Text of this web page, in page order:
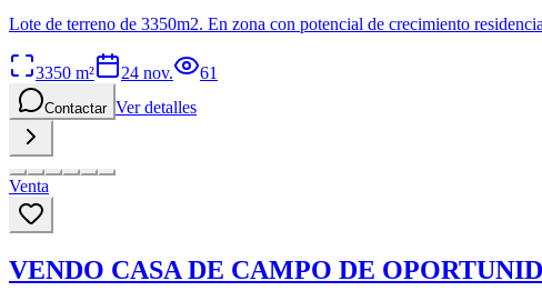
Lote de terreno de 3350m2. En zona con potencial de crecimiento
3350 m² 24 nov. 61
Contactar Ver detalles
Venta
VENDO CASA DE CAMPO DE